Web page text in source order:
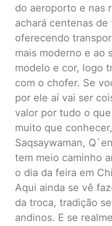
do aeroporto e nas
achará centenas de
oferecendo
mais moderno e ao
modelo e cor, logo
com o chofer. Se
por ele aí vai ser
valor por tudo o
muito que
Saqsaywaman,
tem meio caminho
o dia da feira em
Aqui ainda se vê
da troca, tradição
andinos. E se